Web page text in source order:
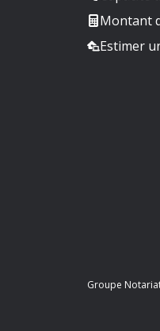
Montant
Estimer
Groupe